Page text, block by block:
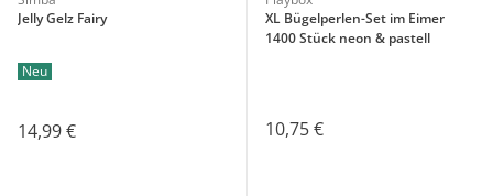
Jelly Gelz Fairy
Neu
14,99 €
XL Bügelperlen-Set im Eimer
1400 Stück neon & pastell
10,75 €